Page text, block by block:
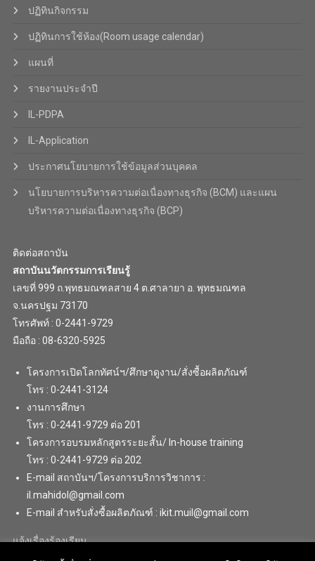
ปฏิทินกิจกรรม
ปฏิทินการใช้ห้อง(Room usage calendar)
แผนที่
รายงานประจำปี
IL-PDPA
IL-Application
ประกาศนโยบายการใช้ข้อมูลส่วนบุคคล
นโยบายการบริหารความต่อเนื่องทางธุรกิจ (BCM) และแผน
บริหารความต่อเนื่องทางธุรกิจ (BCP)
ติดต่อสถาบัน
สถาบันนวัตกรรมการเรียนรู้
เลขที่ 999 ถ.พุทธมณฑลสาย 4 ต.ศาลายา อ. พุทธมณฑล
จ.นครปฐม 73170
โทรศัพท์ : 0-2441-9729
มือถือ : 08-6320-5925
โครงการเปิดโลกทัศน์ฯ/ศึกษาดูงาน/สั่งซื้อผลิตภัณฑ์
โทร : 0-2441-3124
งานการศึกษา
โทร : 0-2441-9729 ต่อ 201
โครงการอบรมหลักสูตรระยะสั้น/ In-house training
โทร : 0-2441-9729 ต่อ 202
E-mail สถาบันฯ/โครงการบริการวิชาการ :
il.mahidol@gmail.com
E-mail สำหรับสั่งซื้อผลิตภัณฑ์ : ikit.muil@gmail.com
แจ้งเรื่องร้องเรียน